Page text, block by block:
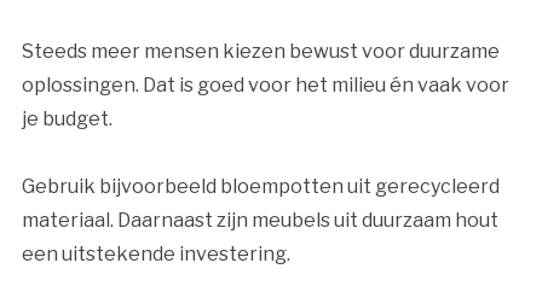
Steeds meer mensen kiezen bewust voor duurzame
oplossingen. Dat is goed voor het milieu én vaak voor
je budget.
Gebruik bijvoorbeeld bloempotten uit gerecycleerd
materiaal. Daarnaast zijn meubels uit duurzaam hout
een uitstekende investering.